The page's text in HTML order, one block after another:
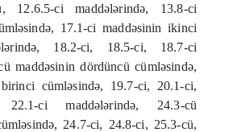
12.6.5-ci maddələrində, 13.8-ci
17.1-ci maddəsinin ikinci
18.2-ci, 18.5-ci, 18.7-ci
maddəsinin dördüncü cümləsində,
cümləsində, 19.7-ci, 20.1-ci,
ci maddələrində, 24.3-cü
24.7-ci, 24.8-ci, 25.3-cü,